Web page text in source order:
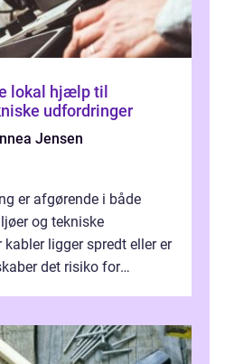
udfordringer
Jensen
er afgørende i både
og tekniske
ligger spredt eller er
det risiko for